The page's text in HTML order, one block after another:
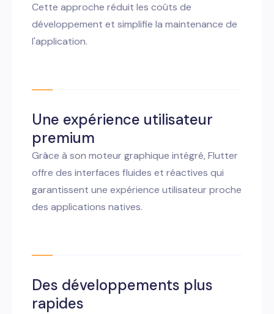
Cette approche réduit les coûts de
développement et simplifie la maintenance de
l'application.
Une expérience utilisateur
premium
Grâce à son moteur graphique intégré, Flutter
offre des interfaces fluides et réactives qui
garantissent une expérience utilisateur proche
des applications natives.
Des développements plus
rapides